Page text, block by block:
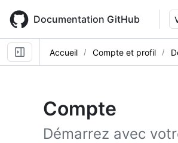
main
content
Documentation GitHub
Accueil Compte et profil
Compte
Démarrez avec